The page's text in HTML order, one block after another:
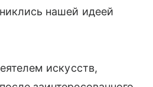
нашей идеей
искусств,